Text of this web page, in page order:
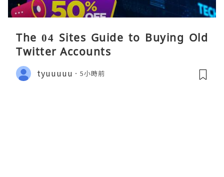
The 04 Sites Guide to Buying Old
Twitter Accounts
tyuuuuu 5小時前